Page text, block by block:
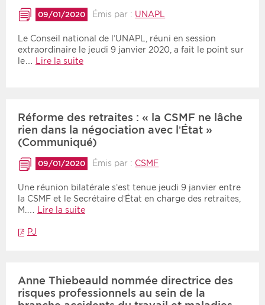
09/01/2020 Émis par : UNAPL
Le Conseil national de l’UNAPL, réuni en session
extraordinaire le jeudi 9 janvier 2020, a fait le point sur
le… Lire la suite
Réforme des retraites : « la CSMF ne lâche
rien dans la négociation avec l’État »
(Communiqué)
09/01/2020 Émis par : CSMF
Une réunion bilatérale s’est tenue jeudi 9 janvier entre
la CSMF et le Secrétaire d’État en charge des retraites,
M.…
Lire la suite
PJ
Anne Thiebeauld nommée directrice des
risques professionnels au sein de la